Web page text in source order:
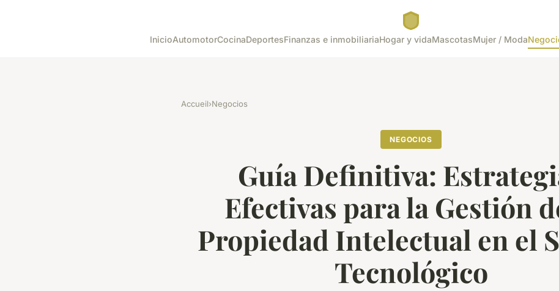
InicioAutomotorCocinaDeportesFinanzas e inmobiliariaHogar y vidaMascotasMujer / Moda
Accueil›Negocios
NEGOCIOS
Guía Definitiva:
Efectivas para la Gestión
Propiedad Intelectual en el
Tecnológico